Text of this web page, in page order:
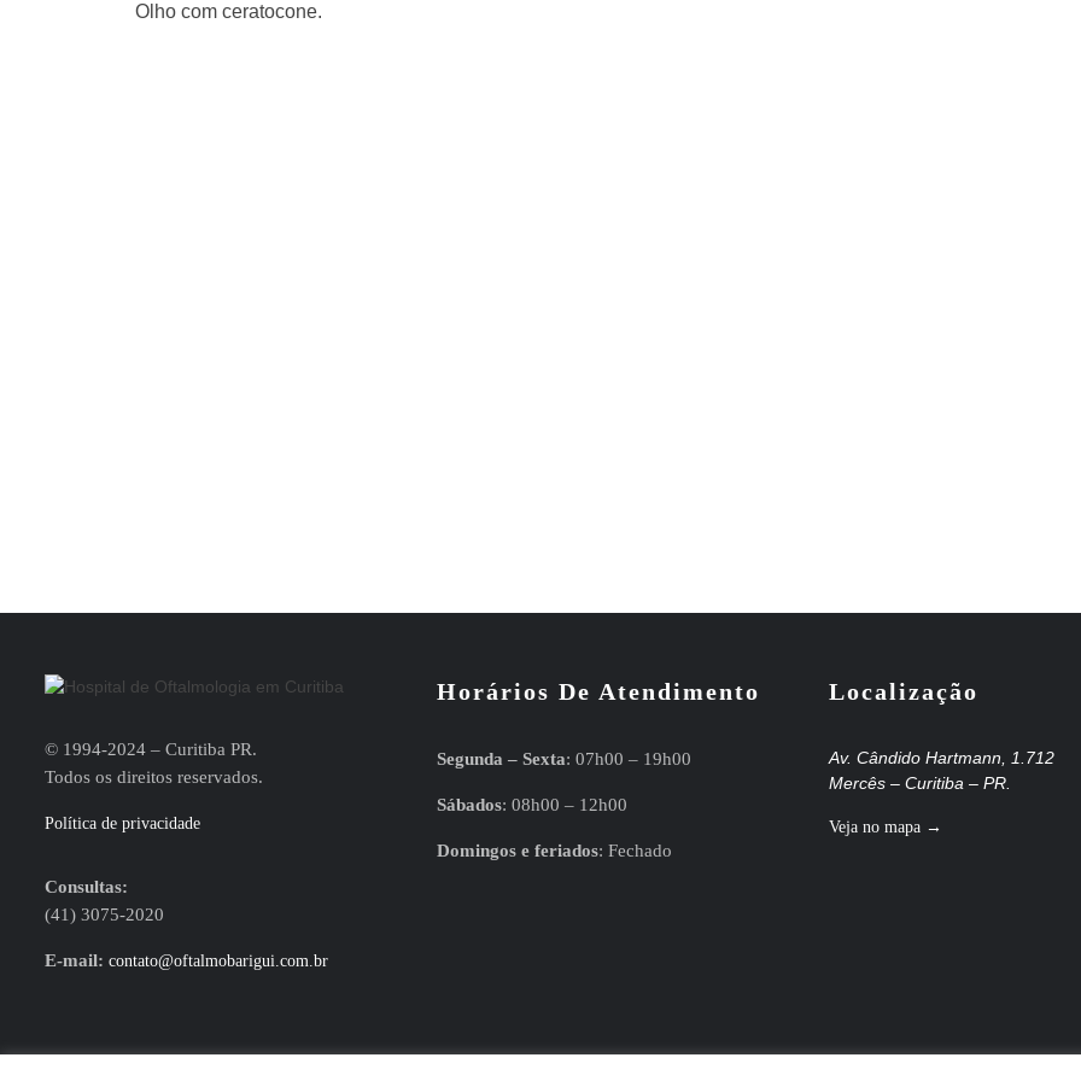
Olho com ceratocone.
© 1994-2024 – Curitiba PR.
Todos os direitos reservados.
Política de privacidade
Consultas:
(41) 3075-2020
E-mail: contato@oftalmobarigui.com.br
Horários De Atendimento
Segunda – Sexta: 07h00 – 19h00
Sábados: 08h00 – 12h00
Domingos e feriados: Fechado
Localização
Av. Cândido Hartmann, 1.712
Mercês – Curitiba – PR.
Veja no mapa →